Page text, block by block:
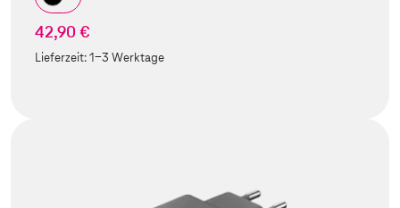
42,90 €
Lieferzeit:1-3 Werktage